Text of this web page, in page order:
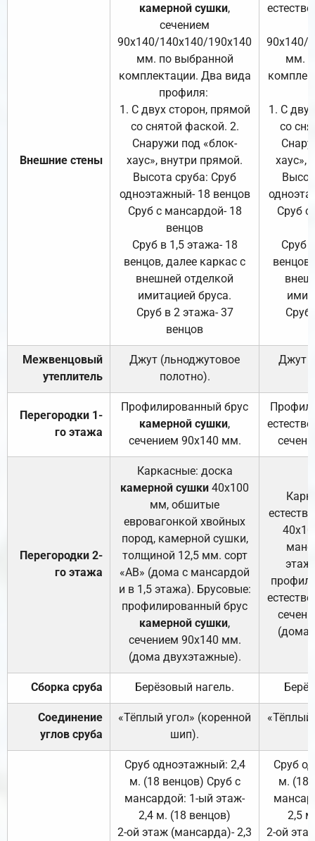
Внешние стены
камерной сушки,
сечением
90х140/140х140/190х140
мм. по выбранной
комплектации. Два вида
профиля:
1. С двух сторон, прямой
со снятой фаской. 2.
Снаружи под «блок-
хаус», внутри прямой.
Высота сруба: Сруб
одноэтажный- 18 венцов
Сруб с мансардой- 18
венцов
Сруб в 1,5 этажа- 18
венцов, далее каркас с
внешней отделкой
имитацией бруса.
Сруб в 2 этажа- 37
венцов
90х140/
мм.
1. С
со
хаус»,
Сруб с
Сруб
Сруб
Межвенцовый
утеплитель
Джут (льноджутовое
полотно).
Джут
Перегородки 1-
го этажа
Профилированный брус
камерной сушки,
сечением 90х140 мм.
Перегородки 2-
го этажа
Каркасные: доска
камерной сушки 40х100
мм, обшитые
евровагонкой хвойных
пород, камерной сушки,
толщиной 12,5 мм. сорт
«АВ» (дома с мансардой
и в 1,5 этажа). Брусовые:
профилированный брус
камерной сушки,
сечением 90х140 мм.
(дома двухэтажные).
(дома
Сборка сруба Берёзовый нагель.
Соединение
углов сруба
«Тёплый угол» (коренной
шип).
«Тёплый
Сруб одноэтажный: 2,4
м. (18 венцов) Сруб с
мансардой: 1-ый этаж-
2,4 м. (18 венцов)
2-ой этаж (мансарда)- 2,3
Сруб
м. (18
2,5
2-ой